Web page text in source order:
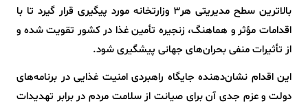
بالاترین سطح مدیریتی هر3 وزارتخانه مورد پیگیری قرار گیرد تا با
اقدامات مؤثر و هماهنگ، زنجیره تأمین غذا در کشور تقویت شده و
از تأثیرات منفی بحران‌های جهانی پیشگیری شود.
این اقدام نشان‌دهنده جایگاه راهبردی امنیت غذایی در برنامه‌های
دولت و عزم جدی آن برای صیانت از سلامت مردم در برابر تهدیدات